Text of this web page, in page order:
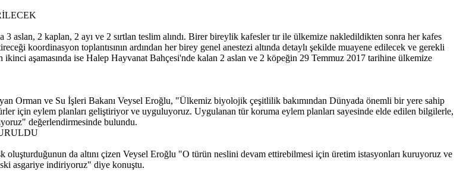
aslan, 2 kaplan, 2 ayı ve 2 sırtlan teslim alındı. Birer bireylik kafesler tır ile ülkemize nakledildikten sonra her kafes
koordinasyon toplantısının ardından her birey genel anestezi altında detaylı şekilde muayene edilecek ve gerekli
aşamasında ise Halep Hayvanat Bahçesi'nde kalan 2 aslan ve 2 köpeğin 29 Temmuz 2017 tarihine ülkemize
Orman ve Su İşleri Bakanı Veysel Eroğlu, "Ülkemiz biyolojik çeşitlilik bakımından Dünyada önemli bir yere sahip
için eylem planları geliştiriyor ve uyguluyoruz. Uygulanan tür koruma eylem planları sayesinde elde edilen bilgilerle,
değerlendirmesinde bulundu.
oluşturduğunun da altını çizen Veysel Eroğlu "O türün neslini devam ettirebilmesi için üretim istasyonları kuruyoruz ve
asgariye indiriyoruz" diye konuştu.